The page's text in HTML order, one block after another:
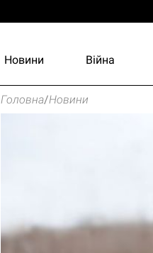
Новини Війна
Головна/Новини